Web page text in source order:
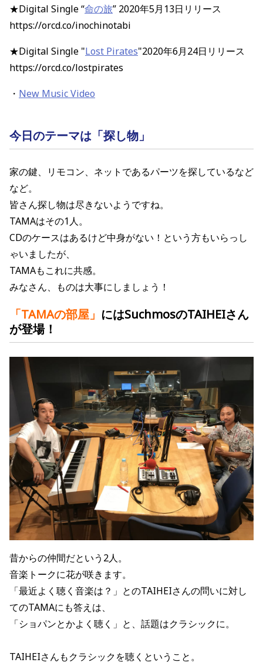
★Digital Single “命の旅” 2020年5月13日リリース
https://orcd.co/inochinotabi
★Digital Single "Lost Pirates"2020年6月24日リリース
https://orcd.co/lostpirates
・ New Music Video
今日のテーマは「探し物」
家の鍵、リモコン、ネットであるパーツを探しているなど
など。
皆さん探し物は尽きないようですね。
TAMAはその1人。
CDのケースはあるけど中身がない！という方もいらっし
ゃいましたが、
TAMAもこれに共感。
みなさん、ものは大事にしましょう！
「TAMAの部屋 」 にはSuchmosのTAIHEIさん
が登場！
昔からの仲間だという2人。
音楽トークに花が咲きます。
「最近よく聴く音楽は？」とのTAIHEIさんの問いに対し
てのTAMAにも答えは、
「ショパンとかよく聴く」と、話題はクラシックに。
TAIHEIさんもクラシックを聴くということ。